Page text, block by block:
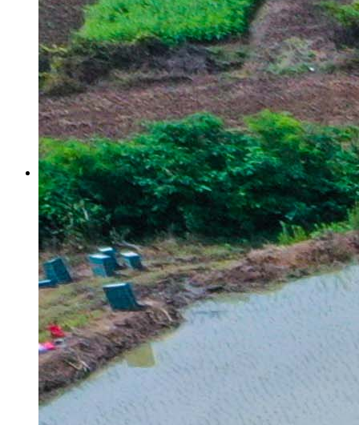
当千年经方遇见国潮青年 上善仲景饮子铺新品品鉴暨东